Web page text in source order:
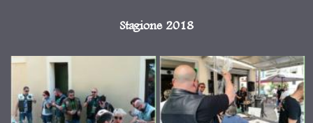
Stagione 2018